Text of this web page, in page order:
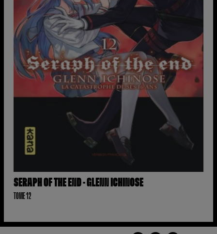
SERAPH OF THE END - GLENN ICHINOSE
TOME 12